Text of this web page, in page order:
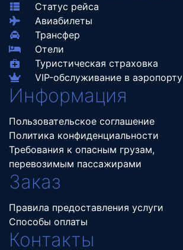
Статус рейса
Авиабилеты
Трансфер
Отели
Туристическая страховка
VIP-обслуживание в аэропорту
Информация
Пользовательское соглашение
Политика конфиденциальности
Требования к опасным грузам,
перевозимым пассажирами
Заказ
Правила предоставления услуги
Способы оплаты
Контакты